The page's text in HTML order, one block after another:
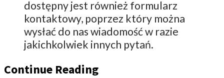
dostępny jest również formularz
kontaktowy, poprzez który można
wysłać do nas wiadomość w razie
jakichkolwiek innych pytań.
Continue Reading